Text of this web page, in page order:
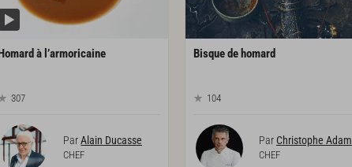
à l’armoricaine
307
ParAlain Ducasse
CHEF
Bisquede homard
104
Par Christophe Adam
CHEF